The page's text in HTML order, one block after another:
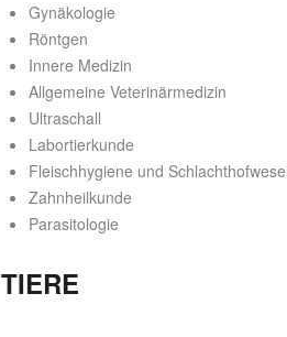
Gynäkologie
Röntgen
Innere Medizin
Allgemeine Veterinärmedizin
Ultraschall
Labortierkunde
Fleischhygiene und
Zahnheilkunde
Parasitologie
TIERE